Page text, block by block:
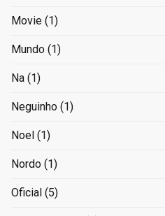
Movie (1)
Mundo (1)
Na (1)
Neguinho (1)
Noel (1)
Nordo (1)
Oficial (5)